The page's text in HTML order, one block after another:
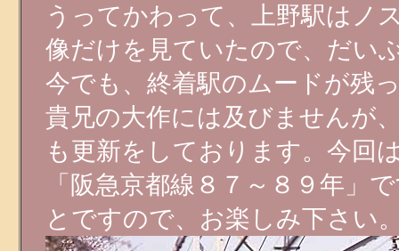
うってかわって、上野駅はノ
像だけを見ていたので、だい
今でも、終着駅のムードが残
貴兄の大作には及びませんが
も更新をしております。今回
「阪急京都線８７～８９年」
とですので、お楽しみ下さい